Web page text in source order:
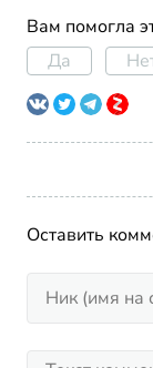
Вам помогла
Да
Оставить